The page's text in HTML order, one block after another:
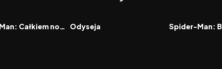
Spider-Man: Całkiem nowy dzień FILM
Odyseja FILM